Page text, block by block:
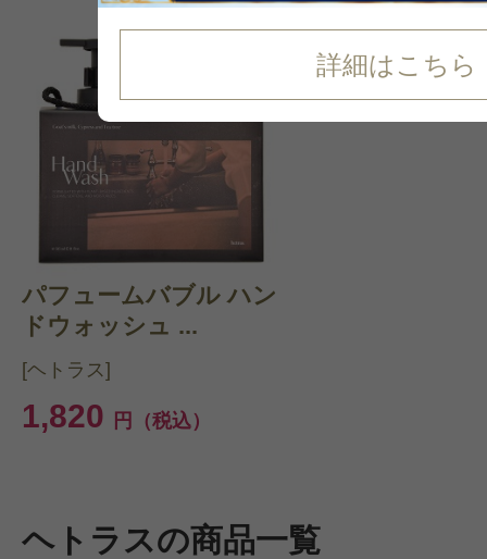
詳細はこちら
パフュームバブル ハン
ドウォッシュ ...
[ヘトラス]
1,820 円（税込）
ヘトラスの商品一覧